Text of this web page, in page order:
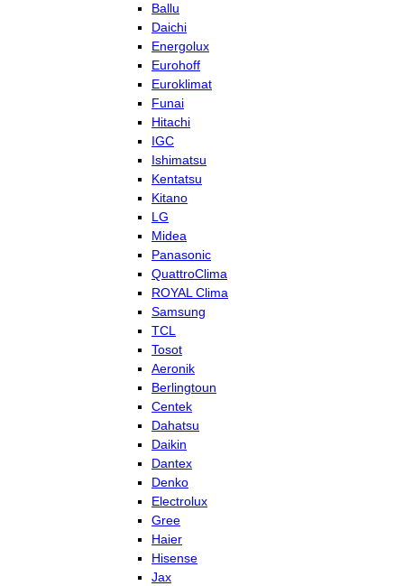
Ballu
Daichi
Energolux
Eurohoff
Euroklimat
Funai
Hitachi
IGC
Ishimatsu
Kentatsu
Kitano
LG
Midea
Panasonic
QuattroClima
ROYAL Clima
Samsung
TCL
Tosot
Aeronik
Berlingtoun
Centek
Dahatsu
Daikin
Dantex
Denko
Electrolux
Gree
Haier
Hisense
Jax